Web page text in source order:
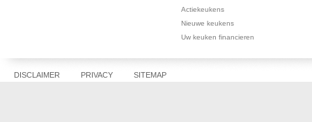
Actiekeukens
Nieuwe keukens
Uw keuken financieren
DISCLAIMER PRIVACY SITEMAP